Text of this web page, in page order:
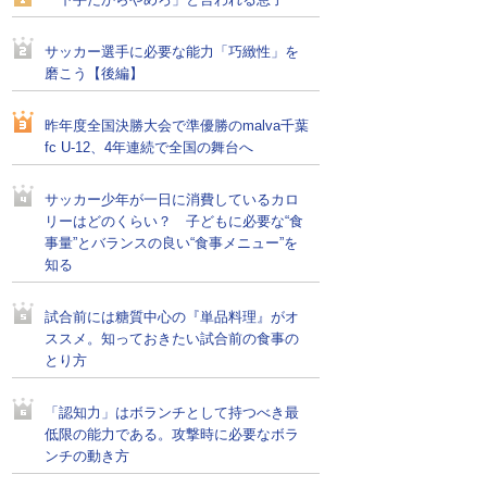
サッカー選手に必要な能力「巧緻性」を
磨こう【後編】
昨年度全国決勝大会で準優勝のmalva千葉
fc U-12、4年連続で全国の舞台へ
サッカー少年が一日に消費しているカロ
リーはどのくらい？ 子どもに必要な“食
事量”とバランスの良い“食事メニュー”を
知る
試合前には糖質中心の『単品料理』がオ
ススメ。知っておきたい試合前の食事の
とり方
「認知力」はボランチとして持つべき最
低限の能力である。攻撃時に必要なボラ
ンチの動き方